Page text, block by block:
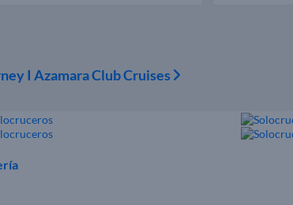
I Azamara Club Cruises